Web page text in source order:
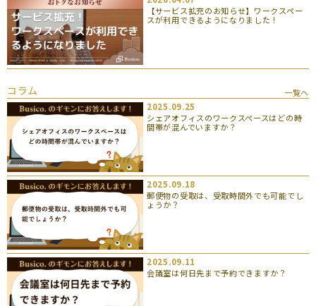
【サービス拡充のお知らせ】ワークスペー
スが利用できるようになりました！
コラム
一覧へ
2025.09.25
シェアオフィスのワークスペースはどの時
間帯が混んでいますか？
2025.09.18
郵便物の受取は、受取時間外でも可能でし
ょうか？
2025.09.11
会議室は何日先まで予約できますか？